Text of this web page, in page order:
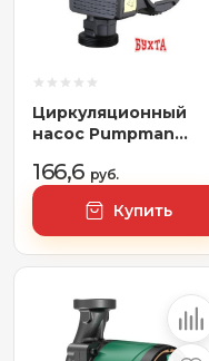
Циркуляционный
насос Pumpman
166,6 руб.
Купить